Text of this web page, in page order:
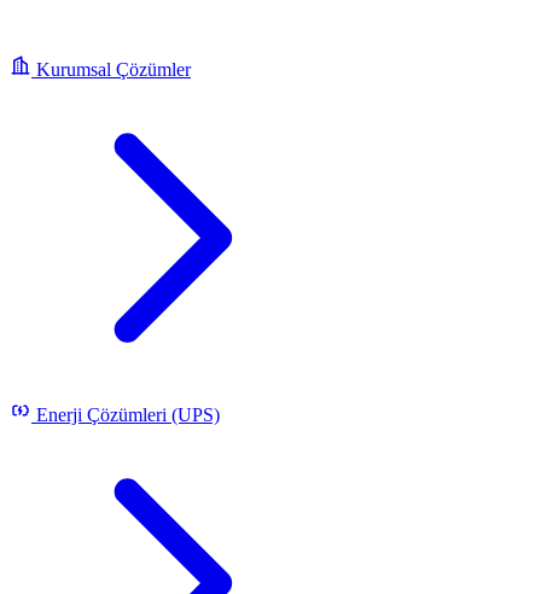
Kurumsal Çözümler
Enerji Çözümleri (UPS)